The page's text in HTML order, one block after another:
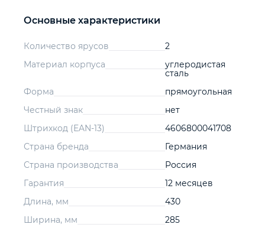
Основные характеристики
Количество ярусов
2
Материал корпуса
углеродистая
сталь
Форма
прямоугольная
Честный знак
нет
Штрихкод (EAN-13)
4606800041708
Страна бренда
Германия
Страна производства
Россия
Гарантия
12 месяцев
Длина, мм
430
Ширина, мм
285